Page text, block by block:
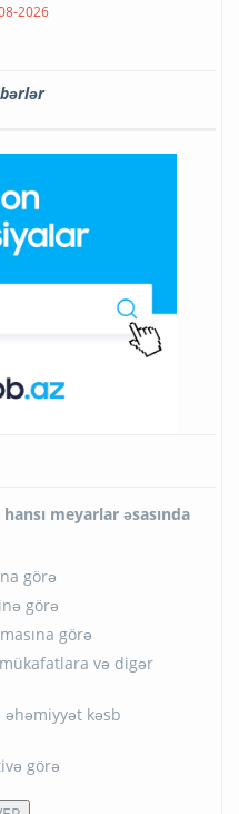
2026
meyarlar əsasında
görə
görə
görə
və digər
əhəmiyyət kəsb
görə